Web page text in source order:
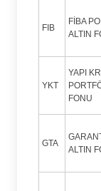
FIB
FİBA
ALTIN
YKT
YAPI
FONU
GTA
ALTIN